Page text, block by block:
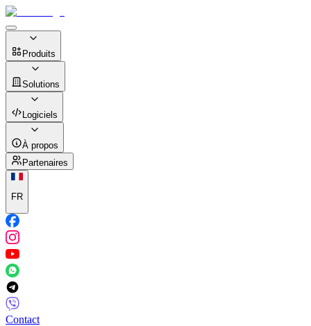
Produits
Solutions
Logiciels
À propos
Partenaires
FR
Contact